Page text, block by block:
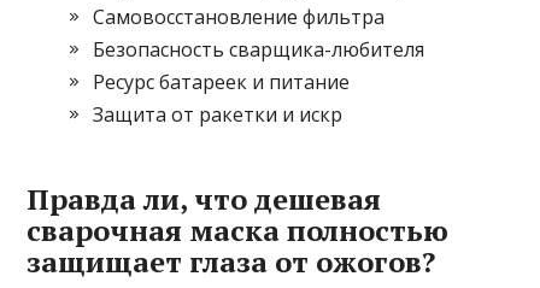
Самовосстановление фильтра
Безопасность сварщика-любителя
Ресурс батареек и питание
Защита от ракетки и искр
Правда ли, что дешевая
сварочная маска полностью
защищает глаза от ожогов?